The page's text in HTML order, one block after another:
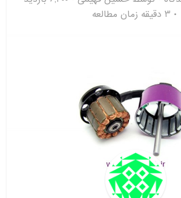
3 دقیقه زمان مطالعه